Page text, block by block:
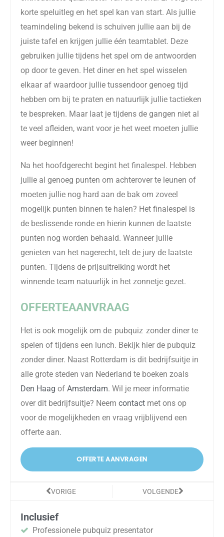
korte speluitleg en het spel kan van start. Als jullie
teamindeling bekend is schuiven jullie aan bij de
juiste tafel en krijgen jullie één teamtablet. Deze
gebruiken jullie tijdens het spel om de antwoorden
op door te geven. Het diner en het spel wisselen
elkaar af waardoor jullie tussendoor genoeg tijd
hebben om bij te praten en natuurlijk jullie tactieken
te bespreken. Maar laat je tijdens de gangen niet al
te veel afleiden, want voor je het weet moeten jullie
weer beginnen!
Na het hoofdgerecht begint het finalespel. Hebben
jullie al genoeg punten om achterover te leunen of
moeten jullie nog hard aan de bak om zoveel
mogelijk punten binnen te halen? Het finalespel is
de beslissende ronde en hierin kunnen de laatste
punten nog worden behaald. Wanneer jullie
genieten van het nagerecht, telt de jury de laatste
punten. Tijdens de prijsuitreiking wordt het
winnende team natuurlijk in het zonnetje gezet.
OFFERTEAANVRAAG
Het is ook mogelijk om de pubquiz zonder diner te
spelen of tijdens een lunch. Bekijk hier de pubquiz
zonder diner. Naast Rotterdam is dit bedrijfsuitje in
alle grote steden van Nederland te boeken zoals
Den Haag of Amsterdam. Wil je meer informatie
over dit bedrijfsuitje? Neem contact met ons op
voor de mogelijkheden en vraag vrijblijvend een
offerte aan.
OFFERTE AANVRAGEN
Vorige
VORIGE VOLGENDEVolgende
Inclusief
Professionele pubquiz presentator